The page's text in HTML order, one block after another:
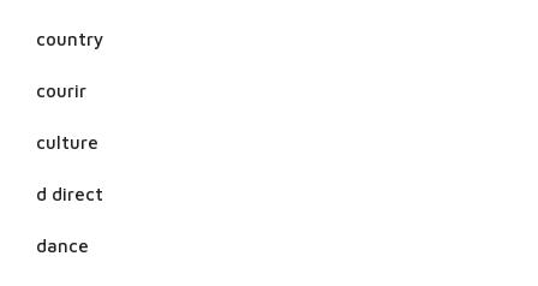
country
courir
culture
d direct
dance